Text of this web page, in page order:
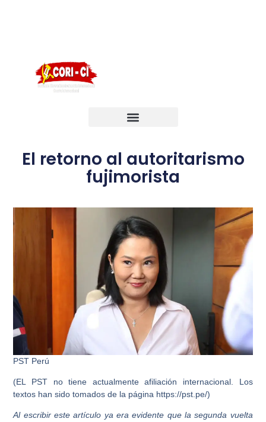
El retorno al autoritarismo
fujimorista
PST Perú
(EL PST no tiene actualmente afiliación internacional. Los
textos han sido tomados de la página https://pst.pe/)
Al escribir este artículo ya era evidente que la segunda vuelta